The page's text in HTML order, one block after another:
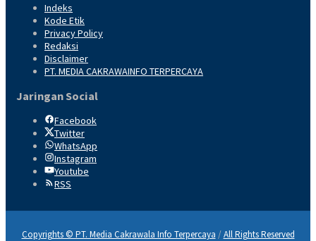
Indeks
Kode Etik
Privacy Policy
Redaksi
Disclaimer
PT. MEDIA CAKRAWAINFO TERPERCAYA
Jaringan Social
Facebook
Twitter
WhatsApp
Instagram
Youtube
RSS
Copyrights © PT. Media Cakrawala Info Terpercaya /All Rights Reserved